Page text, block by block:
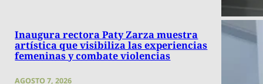
Inaugura rectora Paty Zarza muestra
artística que visibiliza las experiencias
femeninas y combate violencias
AGOSTO 7, 2026